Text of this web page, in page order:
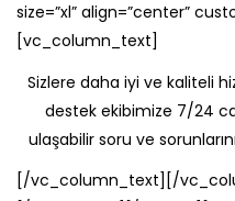
size=”xl” align=”center”
[vc_column_text]
Sizlere daha iyi ve kaliteli
destek ekibimize 7/24
ulaşabilir soru ve
[/vc_column_text][/